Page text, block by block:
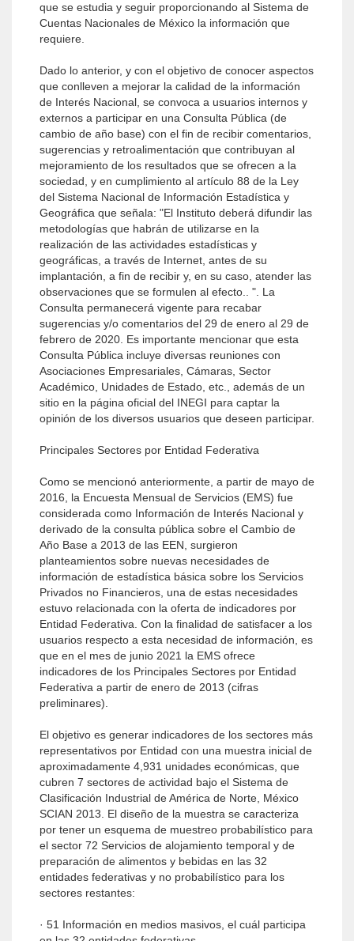
que se estudia y seguir proporcionando al Sistema de
Cuentas Nacionales de México la información que
requiere.
Dado lo anterior, y con el objetivo de conocer aspectos
que conlleven a mejorar la calidad de la información
de Interés Nacional, se convoca a usuarios internos y
externos a participar en una Consulta Pública (de
cambio de año base) con el fin de recibir comentarios,
sugerencias y retroalimentación que contribuyan al
mejoramiento de los resultados que se ofrecen a la
sociedad, y en cumplimiento al artículo 88 de la Ley
del Sistema Nacional de Información Estadística y
Geográfica que señala: "El Instituto deberá difundir las
metodologías que habrán de utilizarse en la
realización de las actividades estadísticas y
geográficas, a través de Internet, antes de su
implantación, a fin de recibir y, en su caso, atender las
observaciones que se formulen al efecto.. ". La
Consulta permanecerá vigente para recabar
sugerencias y/o comentarios del 29 de enero al 29 de
febrero de 2020. Es importante mencionar que esta
Consulta Pública incluye diversas reuniones con
Asociaciones Empresariales, Cámaras, Sector
Académico, Unidades de Estado, etc., además de un
sitio en la página oficial del INEGI para captar la
opinión de los diversos usuarios que deseen participar.
Principales Sectores por Entidad Federativa
Como se mencionó anteriormente, a partir de mayo de
2016, la Encuesta Mensual de Servicios (EMS) fue
considerada como Información de Interés Nacional y
derivado de la consulta pública sobre el Cambio de
Año Base a 2013 de las EEN, surgieron
planteamientos sobre nuevas necesidades de
información de estadística básica sobre los Servicios
Privados no Financieros, una de estas necesidades
estuvo relacionada con la oferta de indicadores por
Entidad Federativa. Con la finalidad de satisfacer a los
usuarios respecto a esta necesidad de información, es
que en el mes de junio 2021 la EMS ofrece
indicadores de los Principales Sectores por Entidad
Federativa a partir de enero de 2013 (cifras
preliminares).
El objetivo es generar indicadores de los sectores más
representativos por Entidad con una muestra inicial de
aproximadamente 4,931 unidades económicas, que
cubren 7 sectores de actividad bajo el Sistema de
Clasificación Industrial de América de Norte, México
SCIAN 2013. El diseño de la muestra se caracteriza
por tener un esquema de muestreo probabilístico para
el sector 72 Servicios de alojamiento temporal y de
preparación de alimentos y bebidas en las 32
entidades federativas y no probabilístico para los
sectores restantes:
· 51 Información en medios masivos, el cuál participa